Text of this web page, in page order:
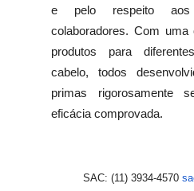
e pelo respeito aos
colaboradores. Com uma
produtos para
cabelo, todos
primas rigorosamente
eficácia comprovada.
SAC: (11) 3934-4570